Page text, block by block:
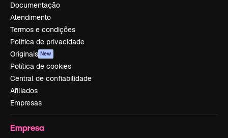
Documentação
Atendimento
Termos e condições
Política de privacidade
Originais New
Política de cookies
Central de confiabilidade
Afiliados
Empresas
Empresa